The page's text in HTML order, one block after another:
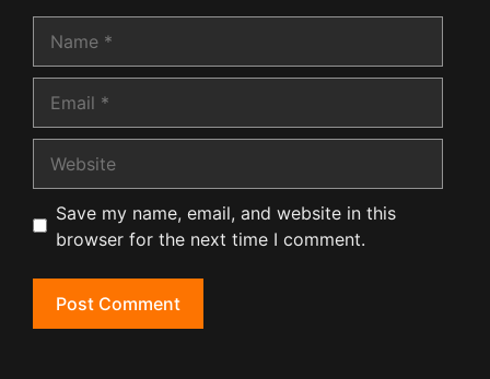
Save my name, email, and website in this
browser for the next time I comment.